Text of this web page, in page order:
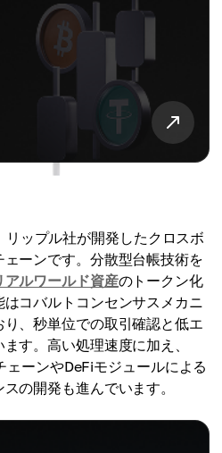
ップル社が開発したクロスボ
ーンです。分散型台帳技術を
アルワールド資産のトークン化
コバルトコンセンサスメカニ
、秒単位での取引確認と低エ
す。高い処理速度に加え、
ーンやDeFiモジュールによる
の開発も進んでいます。